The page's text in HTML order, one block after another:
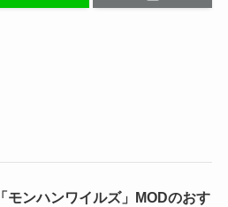
「モンハンワイルズ」MODのおす